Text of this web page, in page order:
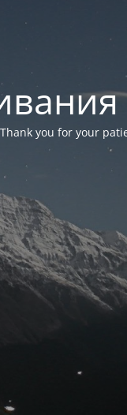
you for your